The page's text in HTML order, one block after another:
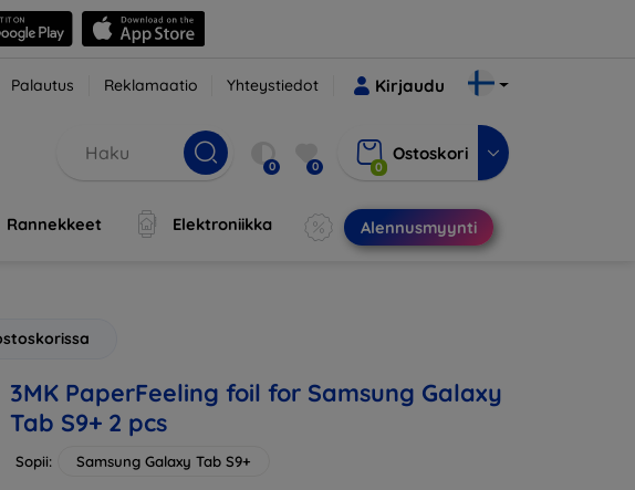
Palautus Reklamaatio Yhteystiedot Kirjaudu
0 0 0
Ostoskori
Rannekkeet Elektroniikka Alennusmyynti
3MK PaperFeeling foil for Samsung Galaxy
Tab S9+ 2 pcs
Sopii: Samsung Galaxy Tab S9+